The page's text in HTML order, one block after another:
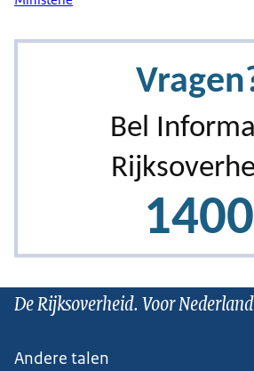
De Rijksoverheid. Voor Nederland
Andere talen